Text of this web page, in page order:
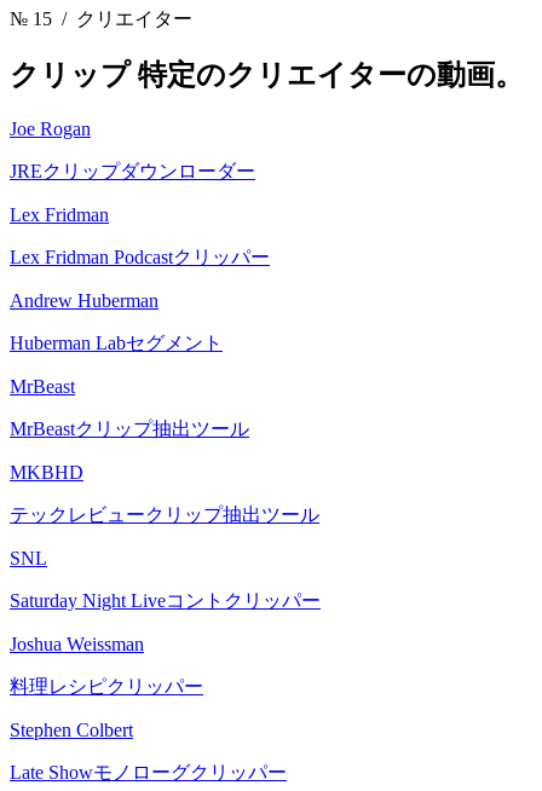
№ 15 / クリエイター
クリップ特定のクリエイターの動画。
Joe Rogan
JREクリップダウンローダー
Lex Fridman
Lex Fridman Podcastクリッパー
Andrew Huberman
Huberman Labセグメント
MrBeast
MrBeastクリップ抽出ツール
MKBHD
テックレビュークリップ抽出ツール
SNL
Saturday Night Liveコントクリッパー
Joshua Weissman
料理レシピクリッパー
Stephen Colbert
Late Showモノローグクリッパー